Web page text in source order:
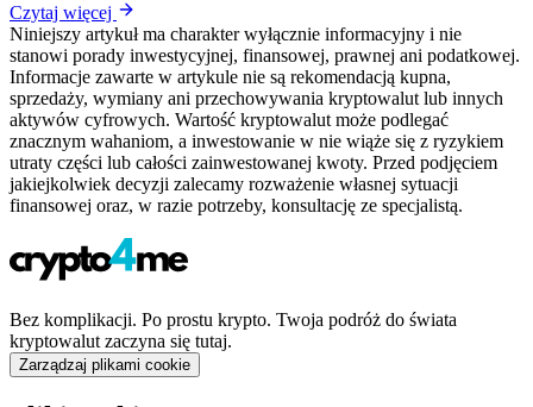
Czytaj więcej
Niniejszy artykuł ma charakter wyłącznie informacyjny i nie
stanowi porady inwestycyjnej, finansowej, prawnej ani podatkowej.
Informacje zawarte w artykule nie są rekomendacją kupna,
sprzedaży, wymiany ani przechowywania kryptowalut lub innych
aktywów cyfrowych. Wartość kryptowalut może podlegać
znacznym wahaniom, a inwestowanie w nie wiąże się z ryzykiem
utraty części lub całości zainwestowanej kwoty. Przed podjęciem
jakiejkolwiek decyzji zalecamy rozważenie własnej sytuacji
finansowej oraz, w razie potrzeby, konsultację ze specjalistą.
Bez komplikacji. Po prostu krypto. Twoja podróż do świata
kryptowalut zaczyna się tutaj.
Zarządzaj plikami cookie